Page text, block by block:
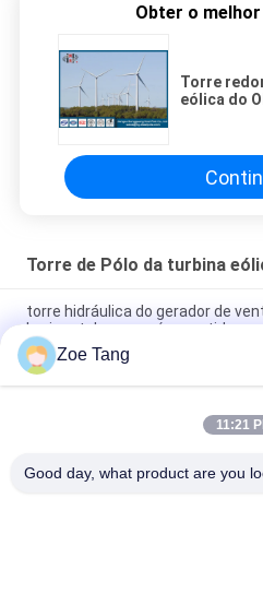
Obter o
Torre
eólica do
Torre de Pólo da turbina
torre hidráulica do gerador de
horizontal com o pó revestido
pó horizontal do gerador da torre
movimentação direta da linha
Torre horizontal cónica hidráulica
Zoe Tang
11:21
Good day, what product are you